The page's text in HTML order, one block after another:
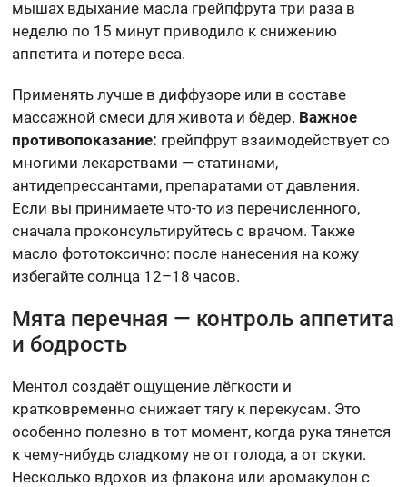
мышах вдыхание масла грейпфрута три раза в
неделю по 15 минут приводило к снижению
аппетита и потере веса.
Применять лучше в диффузоре или в составе
массажной смеси для живота и бёдер. Важное
противопоказание: грейпфрут взаимодействует со
многими лекарствами — статинами,
антидепрессантами, препаратами от давления.
Если вы принимаете что-то из перечисленного,
сначала проконсультируйтесь с врачом. Также
масло фототоксично: после нанесения на кожу
избегайте солнца 12–18 часов.
Мята перечная — контроль аппетита
и бодрость
Ментол создаёт ощущение лёгкости и
кратковременно снижает тягу к перекусам. Это
особенно полезно в тот момент, когда рука тянется
к чему-нибудь сладкому не от голода, а от скуки.
Несколько вдохов из флакона или аромакулон с